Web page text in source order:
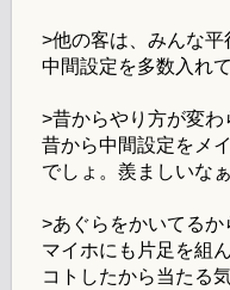
>他の客は、みんな平
中間設定を多数入れ
>昔からやり方が変わ
昔から中間設定をメ
でしょ。羨ましいなぁ
>あぐらをかいてるか
マイホにも片足を組
コトしたから当たる